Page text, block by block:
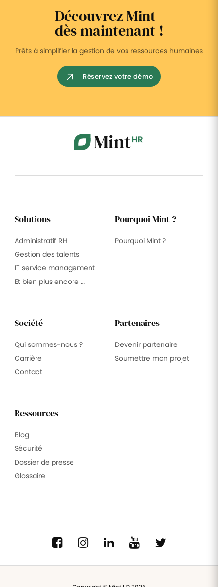
Découvrez Mint
dès maintenant !
Prêts à simplifier la gestion de vos ressources humaines
Réservez votre démo
Solutions
Administratif RH
Gestion des talents
IT service management
Et bien plus encore …
Pourquoi Mint ?
Pourquoi Mint ?
Société
Qui sommes-nous ?
Carrière
Contact
Partenaires
Devenir partenaire
Soumettre mon projet
Ressources
Blog
Sécurité
Dossier de presse
Glossaire